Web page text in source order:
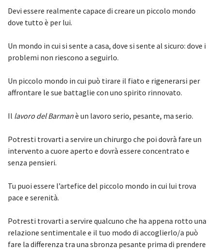
Devi essere realmente capace di creare un piccolo mondo
dove tutto è per lui.
Un mondo in cui si sente a casa, dove si sente al sicuro: dove i
problemi non riescono a seguirlo.
Un piccolo mondo in cui può tirare il fiato e rigenerarsi per
affrontare le sue battaglie con uno spirito rinnovato.
Il lavoro del Barmanè un lavoro serio, pesante, ma serio.
Potresti trovarti a servire un chirurgo che poi dovrà fare un
intervento a cuore aperto e dovrà essere concentrato e
senza pensieri.
Tu puoi essere l’artefice del piccolo mondo in cui lui trova
pace e serenità.
Potresti trovarti a servire qualcuno che ha appena rotto una
relazione sentimentale e il tuo modo di accoglierlo/a può
fare la differenza tra una sbronza pesante prima di prendere